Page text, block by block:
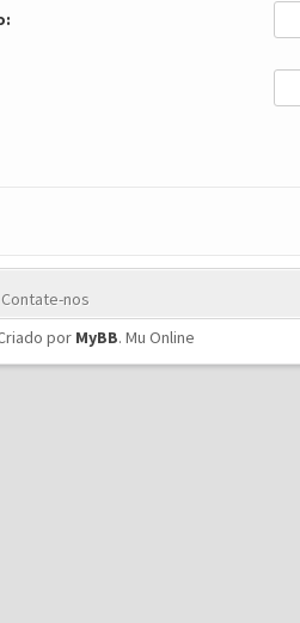
Contate-nos
por MyBB. Mu Online